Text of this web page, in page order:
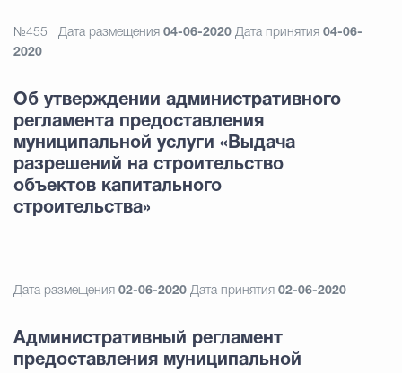
№455 Дата размещения 04-06-2020 Дата принятия 04-06-
2020
Об утверждении административного
регламента предоставления
муниципальной услуги «Выдача
разрешений на строительство
объектов капитального
строительства»
Дата размещения 02-06-2020 Дата принятия 02-06-2020
Административный регламент
предоставления муниципальной